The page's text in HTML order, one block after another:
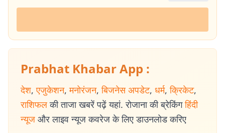
Prabhat Khabar App :
देश, एजुकेशन, मनोरंजन, बिजनेस अपडेट, धर्म, क्रिकेट,
राशिफल की ताजा खबरें पढ़ें यहां. रोजाना की ब्रेकिंग हिंदी
न्यूज और लाइव न्यूज कवरेज के लिए डाउनलोड करिए